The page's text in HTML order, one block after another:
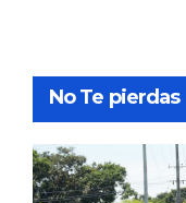
No Te pierdas